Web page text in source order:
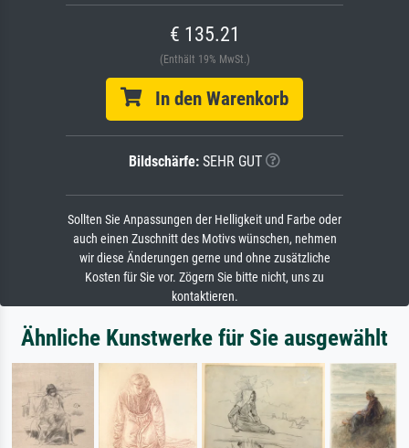
€ 135.21
(Enthält 19% MwSt.)
In den Warenkorb
Bildschärfe: SEHR GUT
Sollten Sie Anpassungen der Helligkeit und Farbe oder
auch einen Zuschnitt des Motivs wünschen, nehmen
wir diese Änderungen gerne und ohne zusätzliche
Kosten für Sie vor. Zögern Sie bitte nicht, uns zu
kontaktieren.
Ähnliche Kunstwerke für Sie ausgewählt